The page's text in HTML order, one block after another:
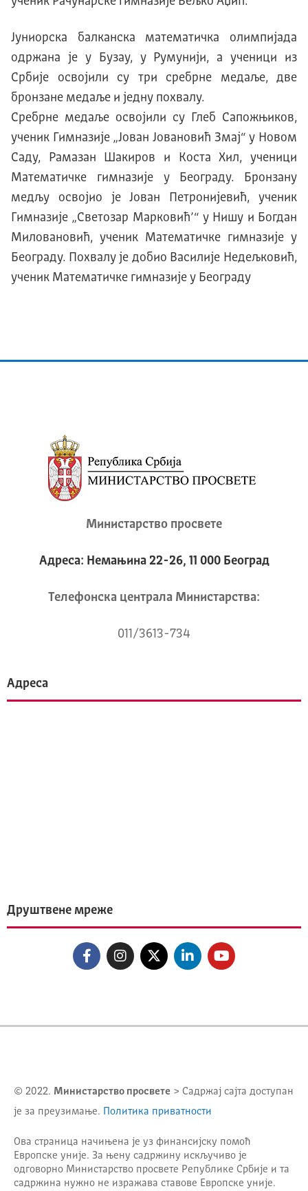
Јуниорска балканска математичка олимпијада
одржана је у Бузау, у Румунији, а ученици из
Србије освојили су три сребрне медаље, две
бронзане медаље и једну похвалу.
Сребрне медаље освојили су Глеб Сапожњиков,
ученик Гимназије „Јован Јовановић Змај“ у Новом
Саду, Рамазан Шакиров и Коста Хил, ученици
Математичке гимназије у Београду. Бронзану
медљу освојио је Јован Петронијевић, ученик
Гимназије „Светозар Марковић’“ у Нишу и Богдан
Миловановић, ученик Математичке гимназије у
Београду. Похвалу је добио Василије Недељковић,
ученик Математичке гимназије у Београду
Министарство просвете
Адреса: Немањина 22-26, 11 000 Београд
Телeфонска централа Mинистарства:
011/3613-734
Адреса
Друштвене мреже
© 2022. Министарство просвете > Садржај сајта доступан
је за преузимање. Политика приватности
Ова страница начињена је уз финансијску помоћ
Европске уније. За њену садржину искључиво је
одговорно Министарство просвете Републике Србије и та
садржина нужно не изражава ставове Европске уније.